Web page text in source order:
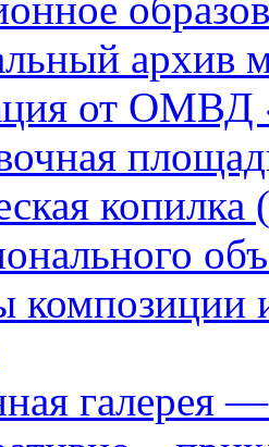
архив
от ОМВД
копилка
композиции
галерея